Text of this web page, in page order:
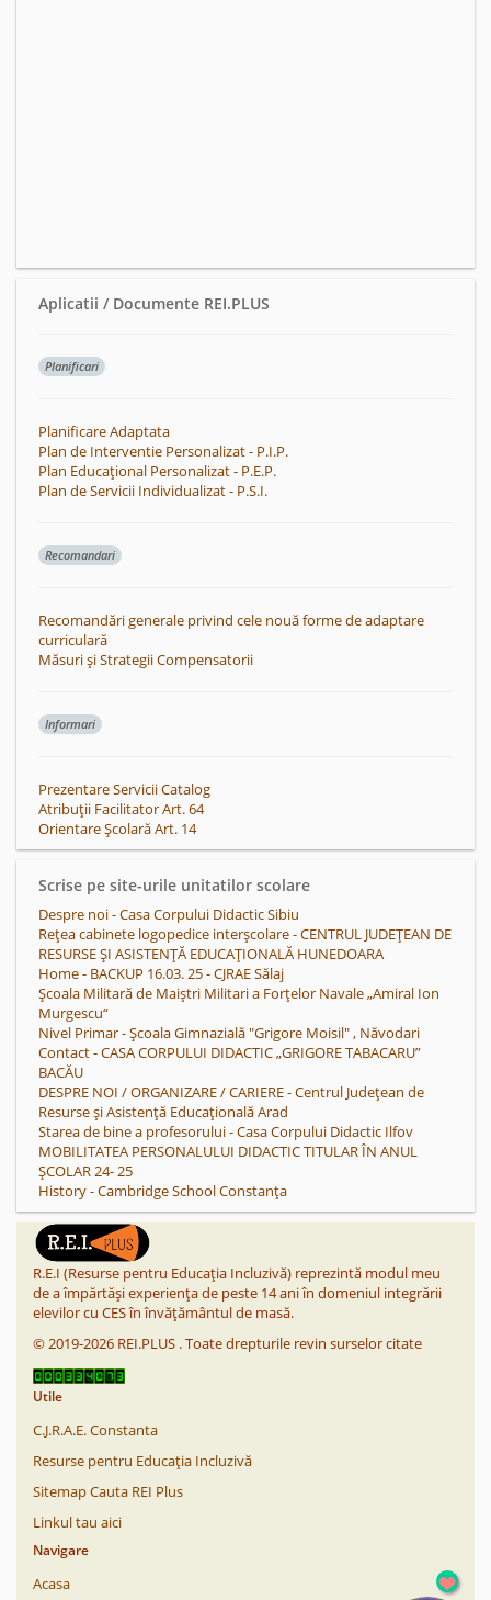
Aplicatii / Documente REI.PLUS
Planificari
Planificare Adaptata
Plan de Interventie Personalizat - P.I.P.
Plan Educațional Personalizat - P.E.P.
Plan de Servicii Individualizat - P.S.I.
Recomandari
Recomandări generale privind cele nouă forme de adaptare
curriculară
Măsuri și Strategii Compensatorii
Informari
Prezentare Servicii Catalog
Atribuții Facilitator Art. 64
Orientare Școlară Art. 14
Scrise pe site-urile unitatilor scolare
Despre noi - Casa Corpului Didactic Sibiu
Reţea cabinete logopedice interșcolare - CENTRUL JUDEȚEAN DE
RESURSE ȘI ASISTENȚĂ EDUCAȚIONALĂ HUNEDOARA
Home - BACKUP 16.03. 25 - CJRAE Sălaj
Școala Militară de Maiștri Militari a Forțelor Navale „Amiral Ion
Murgescu“
Nivel Primar - Școala Gimnazială "Grigore Moisil" , Năvodari
Contact - CASA CORPULUI DIDACTIC „GRIGORE TABACARU”
BACĂU
DESPRE NOI / ORGANIZARE / CARIERE - Centrul Județean de
Resurse și Asistență Educațională Arad
Starea de bine a profesorului - Casa Corpului Didactic Ilfov
MOBILITATEA PERSONALULUI DIDACTIC TITULAR ÎN ANUL
ȘCOLAR 24- 25
History - Cambridge School Constanța
R.E.I (Resurse pentru Educația Incluzivă) reprezintă modul meu
de a împărtăși experiența de peste 14 ani în domeniul integrării
elevilor cu CES în învățământul de masă.
©2019-2026 REI.PLUS .Toate drepturile revin surselor citate
Utile
C.J.R.A.E. Constanta
Resurse pentru Educația Incluzivă
Sitemap Cauta REI Plus
Linkul tau aici
Navigare
Acasa